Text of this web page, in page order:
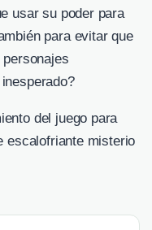
usar su poder para
para evitar que
del juego para
escalofriante misterio